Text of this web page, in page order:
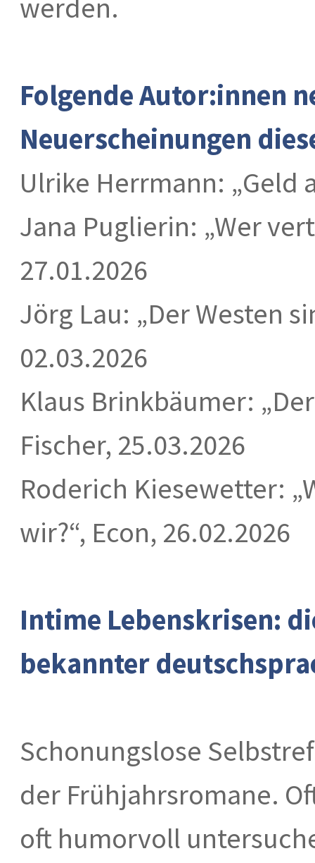
werden.
Folgende Autor:innen
Neuerscheinungen
Ulrike Herrmann: „Geld
Jana Puglierin: „Wer
27.01.2026
Jörg Lau: „Der Westen
02.03.2026
Klaus Brinkbäumer:
Fischer, 25.03.2026
Roderich Kiesewetter:
wir?“, Econ, 26.02.2026
Intime Lebenskrisen:
bekannter
Schonungslose
der Frühjahrsromane.
oft humorvoll